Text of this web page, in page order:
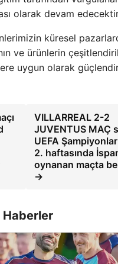
olarak devam
küresel
ve ürünlerin
uygun olarak
VILLARREAL 2-2
JUVENTUS MAÇ
UEFA
2. haftasında
oynanan maçta
→
Haberler